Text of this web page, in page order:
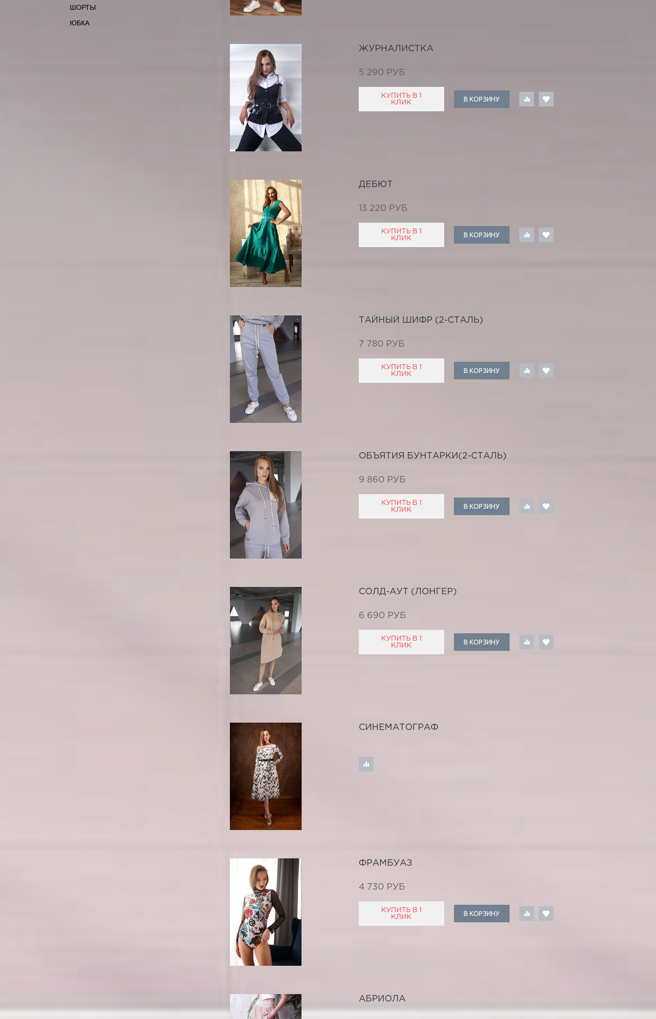
ШОРТЫ
ЮБКА
ЖУРНАЛИСТКА
5 290 РУБ
КУПИТЬ В 1
КЛИК
В КОРЗИНУ
ДЕБЮТ
13 220 РУБ
КУПИТЬ В 1
КЛИК
В КОРЗИНУ
ТАЙНЫЙ ШИФР (2-СТАЛЬ)
7 780 РУБ
КУПИТЬ В 1
КЛИК
В КОРЗИНУ
ОБЪЯТИЯ БУНТАРКИ(2-СТАЛЬ)
9 860 РУБ
КУПИТЬ В 1
КЛИК
В КОРЗИНУ
СОЛД-АУТ (ЛОНГЕР)
6 690 РУБ
КУПИТЬ В 1
КЛИК
В КОРЗИНУ
СИНЕМАТОГРАФ
ФРАМБУАЗ
4 730 РУБ
КУПИТЬ В 1
КЛИК
В КОРЗИНУ
АБРИОЛА